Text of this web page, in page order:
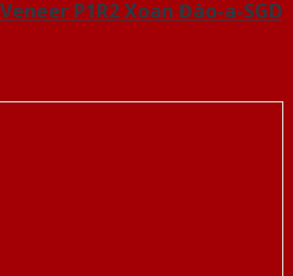
P1R2 Xoan Đào-a-SGD